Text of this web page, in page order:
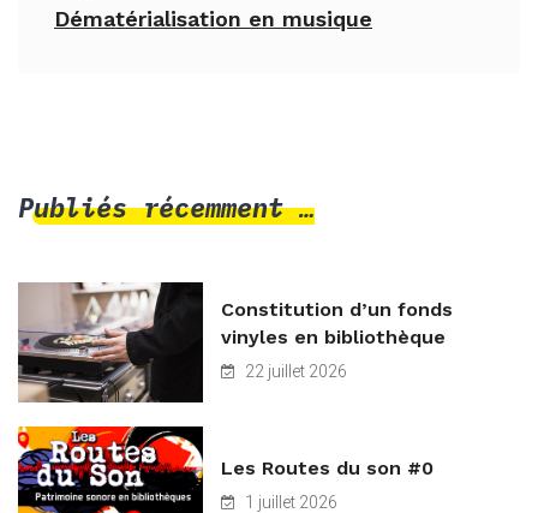
Dématérialisation en musique
Publiés récemment …
Constitution d’un fonds
vinyles en bibliothèque
22 juillet 2026
Les Routes du son #0
1 juillet 2026